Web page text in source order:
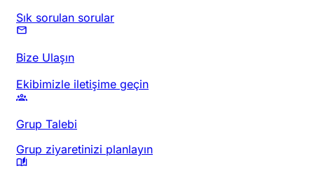
Sık sorulan sorular
Bize Ulaşın
Ekibimizle iletişime geçin
Grup Talebi
Grup ziyaretinizi planlayın